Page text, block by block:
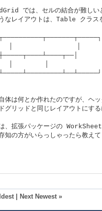
では、セルの結合が難しい
なレイアウトは、Table クラス
体は何とか作れたのですが、ヘ
グリッドと同じレイアウトにす
、拡張パッケージの
知の方がいらっしゃったら教えて
Next Newest »